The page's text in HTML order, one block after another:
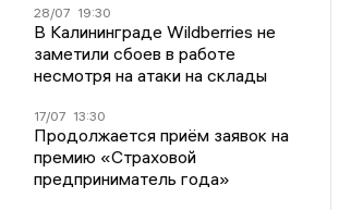
28/07 19:30
В Калининграде Wildberries не
заметили сбоев в работе
несмотря на атаки на склады
17/07 13:30
Продолжается приём заявок на
премию «Страховой
предприниматель года»